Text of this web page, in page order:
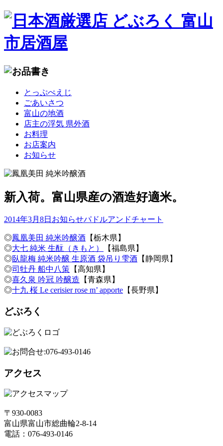
とっぷぺえじ
ごあいさつ
富山の地酒
店主の浮気 県外酒
お料理
お店案内
お知らせ
新入荷。富山県産の酒造好適米。
2014年3月8日 お知らせパドルアンドチャート
◎鳳凰美田 純米吟醸酒 【栃木県】
◎大七 純米 生酛（きもと）
【福島県】
◎臥龍梅 純米吟醸 生原酒 袋吊り雫酒 【静岡県】
◎司牡丹 船中八策 【高知県】
◎喜久泉 吟冠 吟醸造 【青森県】
◎十九 桜 Le cerisier rose m’ apporte 【長野県】
どぶろく
アクセス
〒930-0083
富山県富山市総曲輪2-8-14
電話：076-493-0146